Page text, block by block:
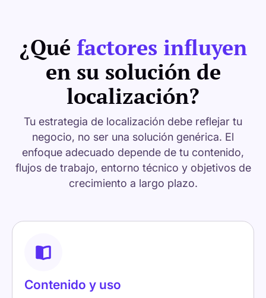
¿Qué factores influyen
en su solución de
localización?
Tu estrategia de localización debe reflejar tu
negocio, no ser una solución genérica. El
enfoque adecuado depende de tu contenido,
flujos de trabajo, entorno técnico y objetivos de
crecimiento a largo plazo.
Contenido y uso